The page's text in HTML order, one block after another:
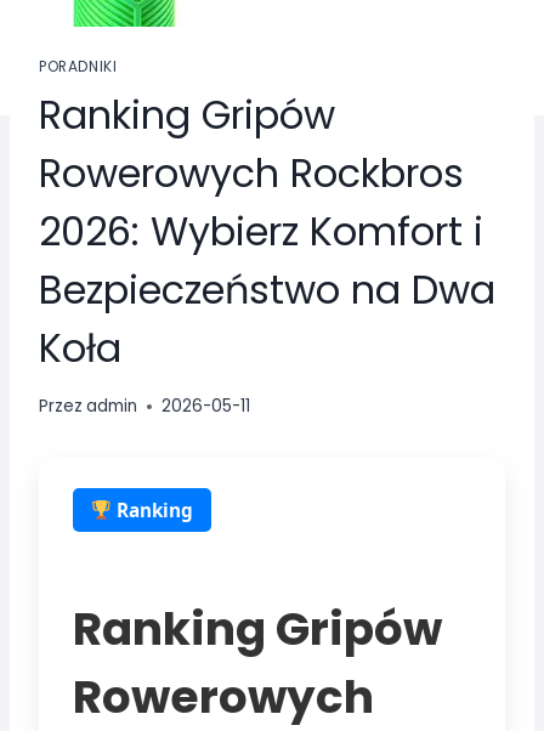
PORADNIKI
Ranking Gripów
Rowerowych Rockbros
2026: Wybierz Komfort i
Bezpieczeństwo na Dwa
Koła
Przez admin 2026-05-11
Ranking
Ranking Gripów
Rowerowych